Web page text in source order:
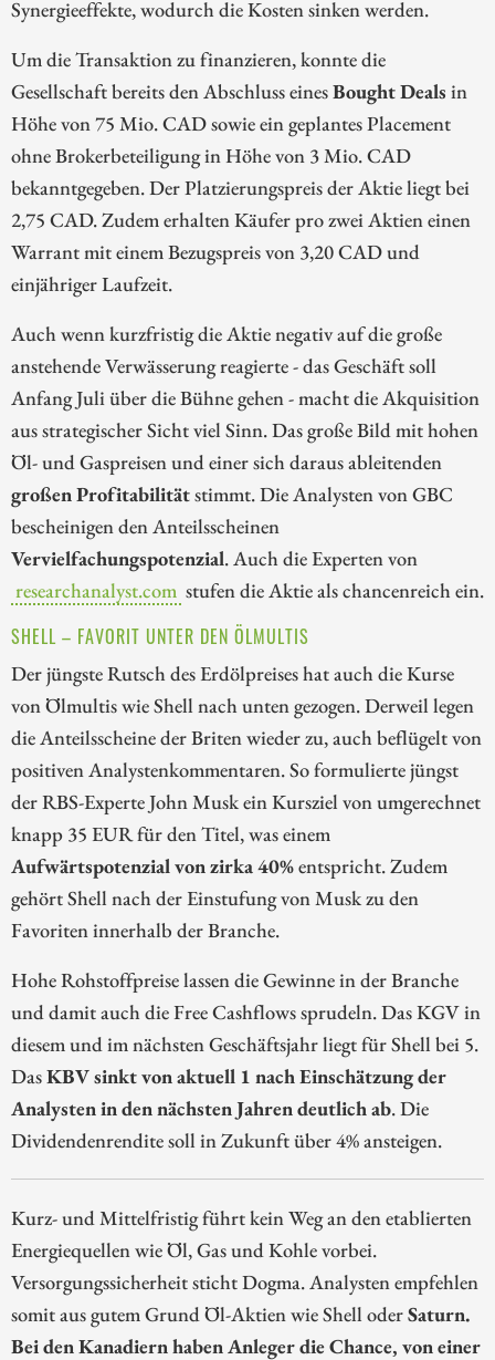
Synergieeffekte, wodurch die Kosten sinken werden.
Um die Transaktion zu finanzieren, konnte die
Gesellschaft bereits den Abschluss einesBought Deals in
Höhe von 75 Mio. CAD sowie ein geplantes Placement
ohne Brokerbeteiligung in Höhe von 3 Mio. CAD
bekanntgegeben. Der Platzierungspreis der Aktie liegt bei
2,75 CAD. Zudem erhalten Käufer pro zwei Aktien einen
Warrant mit einem Bezugspreis von 3,20 CAD und
einjähriger Laufzeit.
Auch wenn kurzfristig die Aktie negativ auf die große
anstehende Verwässerung reagierte - das Geschäft soll
Anfang Juli über die Bühne gehen - macht die Akquisition
aus strategischer Sicht viel Sinn. Das große Bild mit hohen
Öl- und Gaspreisen und einer sich daraus ableitenden
großen Profitabilitätstimmt. Die Analysten von GBC
bescheinigen den Anteilsscheinen
Vervielfachungspotenzial. Auch die Experten von
researchanalyst.com stufen die Aktie als chancenreich ein.
SHELL – FAVORIT UNTER DEN ÖLMULTIS
Der jüngste Rutsch des Erdölpreises hat auch die Kurse
von Ölmultis wie Shell nach unten gezogen. Derweil legen
die Anteilsscheine der Briten wieder zu, auch beflügelt von
positiven Analystenkommentaren. So formulierte jüngst
der RBS-Experte John Musk ein Kursziel von umgerechnet
knapp 35 EUR für den Titel, was einem
Aufwärtspotenzial von zirka 40%entspricht. Zudem
gehört Shell nach der Einstufung von Musk zu den
Favoriten innerhalb der Branche.
Hohe Rohstoffpreise lassen die Gewinne in der Branche
und damit auch die Free Cashflows sprudeln. Das KGV in
diesem und im nächsten Geschäftsjahr liegt für Shell bei 5.
DasKBV sinkt von aktuell 1 nach Einschätzung der
Analysten in den nächsten Jahren deutlich ab. Die
Dividendenrendite soll in Zukunft über 4% ansteigen.
Kurz- und Mittelfristig führt kein Weg an den etablierten
Energiequellen wie Öl, Gas und Kohle vorbei.
Versorgungssicherheit sticht Dogma. Analysten empfehlen
somit aus gutem Grund Öl-Aktien wie Shell oderSaturn.
Bei den Kanadiern haben Anleger die Chance, von einer